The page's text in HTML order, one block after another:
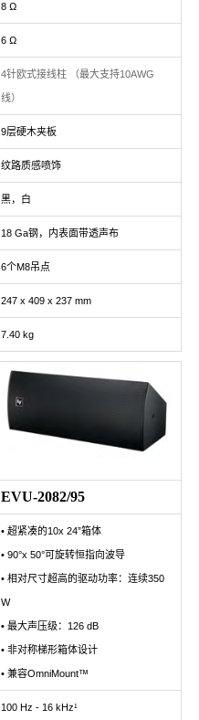
8 Ω
6 Ω
4针欧式接线柱 （最大支持10AWG
线）
9层硬木夹板
纹路质感喷饰
黑，白
18 Ga钢，内表面带透声布
6个M8吊点
247 x 409 x 237 mm
7.40 kg
EVU-2082/95
• 超紧凑的10x 24”箱体
• 90°x 50°可旋转恒指向波导
• 相对尺寸超高的驱动功率：连续350
W
• 最大声压级：126 dB
• 非对称梯形箱体设计
• 兼容OmniMount™
100 Hz - 16 kHz¹